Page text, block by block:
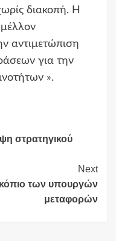
διακοπή. Η
μέλλον
αντιμετώπιση
για την
».
στρατηγικού
Next
των υπουργών
μεταφορών